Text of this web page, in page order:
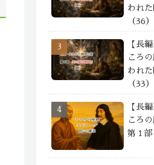
われた
（36
【長
ころ
われた
（33
【長
ころ
第１